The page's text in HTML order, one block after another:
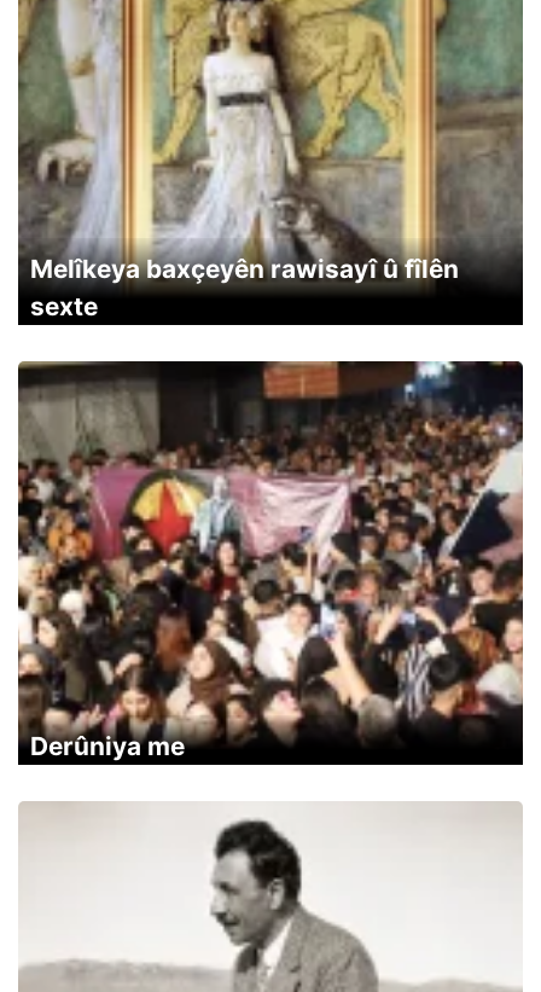
Melîkeya baxçeyên rawisayî û fîlên
sexte
Derûniya me